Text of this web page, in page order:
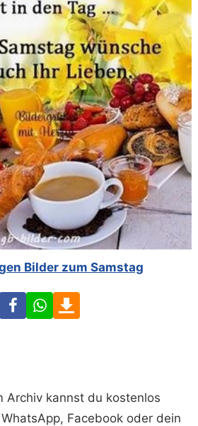
Bilder zum Samstag
FacebookWhatsApp
Archiv kannst du kostenlos
Facebook oder dein